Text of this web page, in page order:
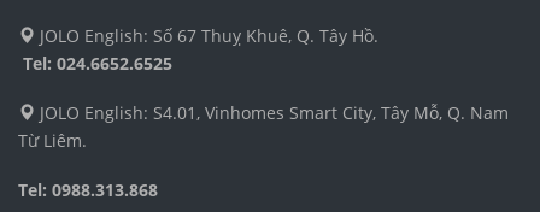
JOLO English: Số 67 Thuỵ Khuê, Q. Tây Hồ.
Tel: 024.6652.6525
JOLO English: S4.01, Vinhomes Smart City, Tây Mỗ, Q. Nam
Từ Liêm.
Tel: 0988.313.868